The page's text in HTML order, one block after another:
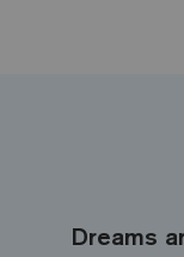
Dreams